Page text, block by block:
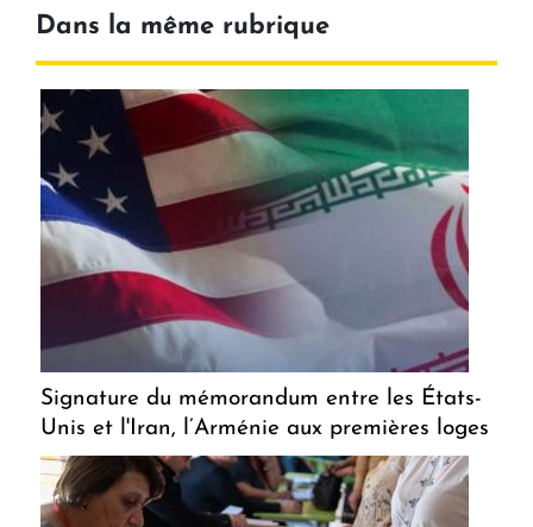
Dans la même rubrique
Signature du mémorandum entre les États-
Unis et l'Iran, l’Arménie aux premières loges